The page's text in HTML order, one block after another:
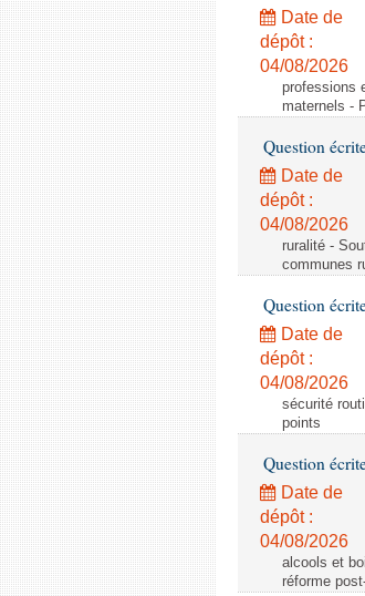
Date de
dépôt :
04/08/2026
professions
maternels -
Question
Date de
dépôt :
04/08/2026
ruralité -
communes
Question
Date de
dépôt :
04/08/2026
sécurité
points
Question
Date de
dépôt :
04/08/2026
alcools et
réforme